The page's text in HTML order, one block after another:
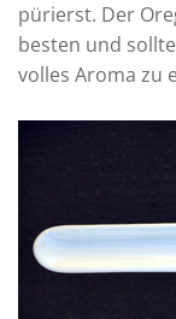
pürierst. Der
besten und
volles Aroma zu